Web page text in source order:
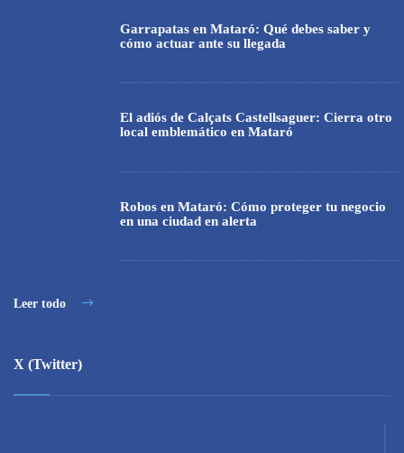
Garrapatas en Mataró: Qué debes saber y
cómo actuar ante su llegada
El adiós de Calçats Castellsaguer: Cierra otro
local emblemático en Mataró
Robos en Mataró: Cómo proteger tu negocio
en una ciudad en alerta
Leer todo
X (Twitter)